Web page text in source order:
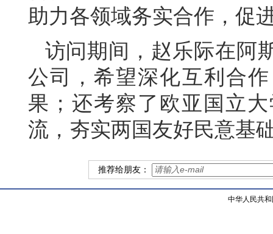
助力各领域务实合作，促
访问期间，赵乐际在阿
公司，希望深化互利合
果；还考察了欧亚国立
流，夯实两国友好民意基
推荐给朋友：
中华人民共